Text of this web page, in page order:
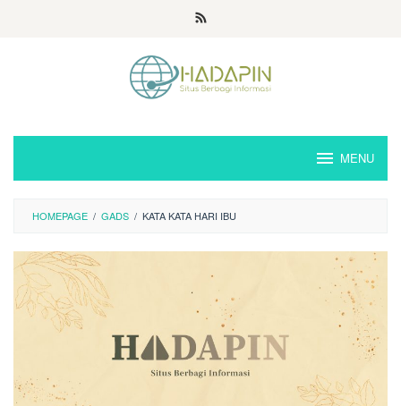
MENU
HOMEPAGE / GADS / KATA KATA HARI IBU